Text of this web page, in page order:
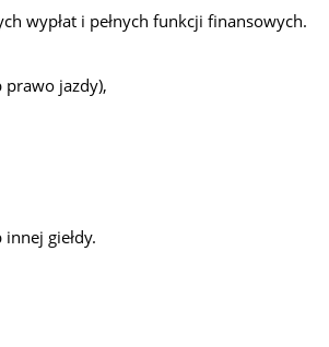
wypłat i pełnych funkcji finansowych.
prawo jazdy),
giełdy.